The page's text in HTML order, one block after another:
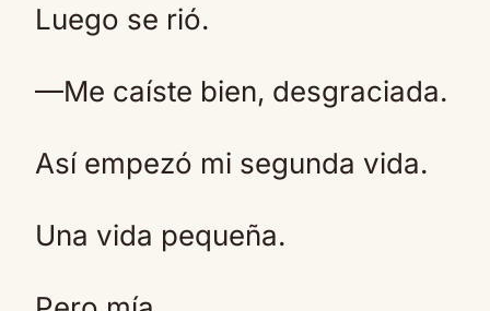
Luego se rió.
—Me caíste bien, desgraciada.
Así empezó mi segunda vida.
Una vida pequeña.